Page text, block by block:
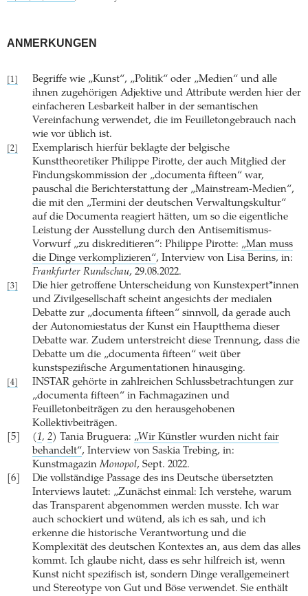
ANMERKUNGEN
[1]
Begriffe wie „Kunst“, „Politik“ oder „Medien“ und alle
ihnen zugehörigen Adjektive und Attribute werden hier der
einfacheren Lesbarkeit halber in der semantischen
Vereinfachung verwendet, die im Feuilletongebrauch nach
wie vor üblich ist.
[2]
Exemplarisch hierfür beklagte der belgische
Kunsttheoretiker Philippe Pirotte, der auch Mitglied der
Findungskommission der „documenta fifteen“ war,
pauschal die Berichterstattung der „Mainstream-Medien“,
die mit den „Termini der deutschen Verwaltungskultur“
auf die Documenta reagiert hätten, um so die eigentliche
Leistung der Ausstellung durch den Antisemitismus-
Vorwurf „zu diskreditieren“: Philippe Pirotte: „Man muss
die Dinge verkomplizieren“, Interview von Lisa Berins, in:
Frankfurter Rundschau, 29.08.2022.
[3]
Die hier getroffene Unterscheidung von Kunstexpert*innen
und Zivilgesellschaft scheint angesichts der medialen
Debatte zur „documenta fifteen“ sinnvoll, da gerade auch
der Autonomiestatus der Kunst ein Hauptthema dieser
Debatte war. Zudem unterstreicht diese Trennung, dass die
Debatte um die „documenta fifteen“ weit über
kunstspezifische Argumentationen hinausging.
[4]
INSTAR gehörte in zahlreichen Schlussbetrachtungen zur
„documenta fifteen“ in Fachmagazinen und
Feuilletonbeiträgen zu den herausgehobenen
Kollektivbeiträgen.
[5]
( 1, 2) Tania Bruguera: „Wir Künstler wurden nicht fair
behandelt“, Interview von Saskia Trebing, in:
Kunstmagazin Monopol, Sept. 2022.
[6]
Die vollständige Passage des ins Deutsche übersetzten
Interviews lautet: „Zunächst einmal: Ich verstehe, warum
das Transparent abgenommen werden musste. Ich war
auch schockiert und wütend, als ich es sah, und ich
erkenne die historische Verantwortung und die
Komplexität des deutschen Kontextes an, aus dem das alles
kommt. Ich glaube nicht, dass es sehr hilfreich ist, wenn
Kunst nicht spezifisch ist, sondern Dinge verallgemeinert
und Stereotype von Gut und Böse verwendet. Sie enthält